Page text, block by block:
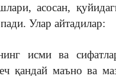
асосан,
Улар айтадилар:
исми ва
қандай маъно ва